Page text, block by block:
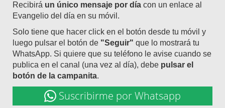
Recibirá un único mensaje por día con un enlace al
Evangelio del día en su móvil.
Solo tiene que hacer click en el botón desde tu móvil y
luego pulsar el botón de "Seguir" que lo mostrará tu
WhatsApp. Si quiere que su teléfono le avise cuando se
publica en el canal (una vez al día), debe pulsar el
botón de la campanita.
Suscribirme por Whatsapp